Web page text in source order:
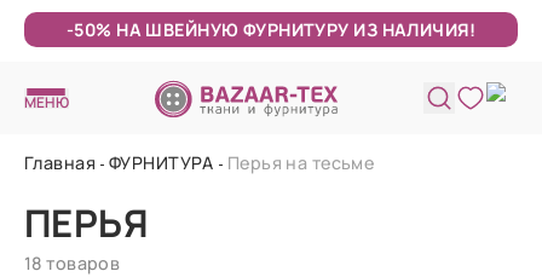
-50% НА ШВЕЙНУЮ ФУРНИТУРУ ИЗ НАЛИЧИЯ!
МЕНЮ
Главная ФУРНИТУРА Перья на тесьме
ПЕРЬЯ
18 товаров